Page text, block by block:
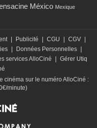
México Mexique
Publicité CGU CGV
Données Personnelles
services AlloCiné
Gérer Utiq
cinéma sur le numéro AlloCiné :
minute)